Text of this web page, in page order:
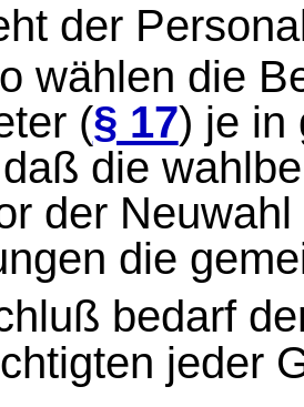
der
wählen die
(§ 17) je in
die
der
die
bedarf
jeder